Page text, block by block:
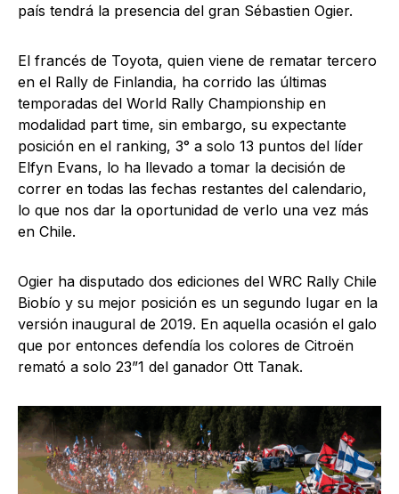
país tendrá la presencia del gran Sébastien Ogier.
El francés de Toyota, quien viene de rematar tercero
en el Rally de Finlandia, ha corrido las últimas
temporadas del World Rally Championship en
modalidad part time, sin embargo, su expectante
posición en el ranking, 3° a solo 13 puntos del líder
Elfyn Evans, lo ha llevado a tomar la decisión de
correr en todas las fechas restantes del calendario,
lo que nos dar la oportunidad de verlo una vez más
en Chile.
Ogier ha disputado dos ediciones del WRC Rally Chile
Biobío y su mejor posición es un segundo lugar en la
versión inaugural de 2019. En aquella ocasión el galo
que por entonces defendía los colores de Citroën
remató a solo 23”1 del ganador Ott Tanak.